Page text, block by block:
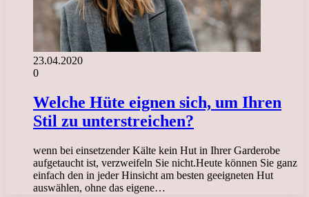
23.04.2020
0
Welche Hüte eignen sich, um Ihren
Stil zu unterstreichen?
wenn bei einsetzender Kälte kein Hut in Ihrer Garderobe
aufgetaucht ist, verzweifeln Sie nicht.Heute können Sie ganz
einfach den in jeder Hinsicht am besten geeigneten Hut
auswählen, ohne das eigene…